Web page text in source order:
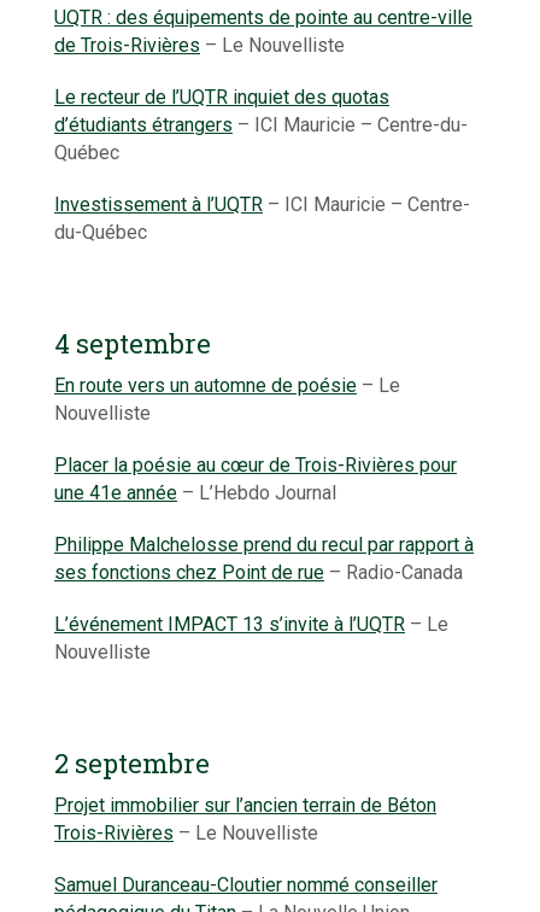
UQTR : des équipements de pointe au centre-ville
de Trois-Rivières – Le Nouvelliste
Le recteur de l’UQTR inquiet des quotas
d’étudiants étrangers – ICI Mauricie – Centre-du-
Québec
Investissement à l’UQTR – ICI Mauricie – Centre-
du-Québec
4 septembre
En route vers un automne de poésie – Le
Nouvelliste
Placer la poésie au cœur de Trois-Rivières pour
une 41e année – L’Hebdo Journal
Philippe Malchelosse prend du recul par rapport à
ses fonctions chez Point de rue – Radio-Canada
L’événement IMPACT 13 s’invite à l’UQTR – Le
Nouvelliste
2 septembre
Projet immobilier sur l’ancien terrain de Béton
Trois-Rivières – Le Nouvelliste
Samuel Duranceau-Cloutier nommé conseiller